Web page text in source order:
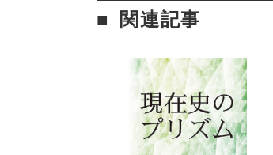
関連記事